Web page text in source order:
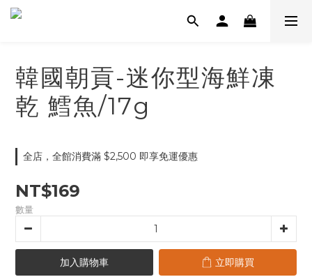
韓國朝貢-迷你型海鮮凍
乾 鱈魚/17g
全店，全館消費滿 $2,500 即享免運優惠
NT$169
數量
加入購物車 立即購買